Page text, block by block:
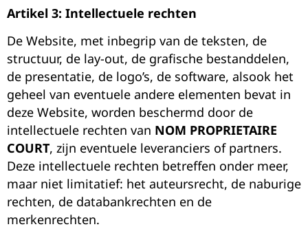
Artikel 3: Intellectuele rechten
De Website, met inbegrip van de teksten, de
structuur, de lay-out, de grafische bestanddelen,
de presentatie, de logo’s, de software, alsook het
geheel van eventuele andere elementen bevat in
deze Website, worden beschermd door de
intellectuele rechten van NOM PROPRIETAIRE
COURT, zijn eventuele leveranciers of partners.
Deze intellectuele rechten betreffen onder meer,
maar niet limitatief: het auteursrecht, de naburige
rechten, de databankrechten en de
merkenrechten.